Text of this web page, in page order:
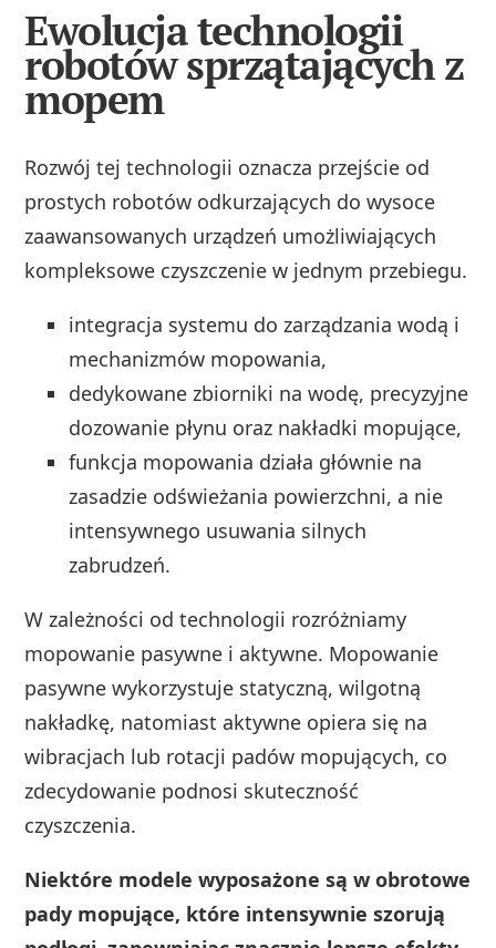
Ewolucja technologii
robotów sprzątających z
mopem
Rozwój tej technologii oznacza przejście od
prostych robotów odkurzających do wysoce
zaawansowanych urządzeń umożliwiających
kompleksowe czyszczenie w jednym przebiegu.
integracja systemu do zarządzania wodą i
mechanizmów mopowania,
dedykowane zbiorniki na wodę, precyzyjne
dozowanie płynu oraz nakładki mopujące,
funkcja mopowania działa głównie na
zasadzie odświeżania powierzchni, a nie
intensywnego usuwania silnych
zabrudzeń.
W zależności od technologii rozróżniamy
mopowanie pasywne i aktywne. Mopowanie
pasywne wykorzystuje statyczną, wilgotną
nakładkę, natomiast aktywne opiera się na
wibracjach lub rotacji padów mopujących, co
zdecydowanie podnosi skuteczność
czyszczenia.
Niektóre modele wyposażone są w obrotowe
pady mopujące, które intensywnie szorują